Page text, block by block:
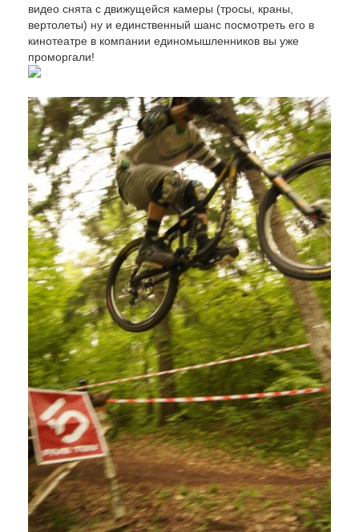
видео снята с движущейся камеры (тросы, краны,
вертолеты) ну и единственный шанс посмотреть его в
кинотеатре в компании единомышленников вы уже
проморгали!